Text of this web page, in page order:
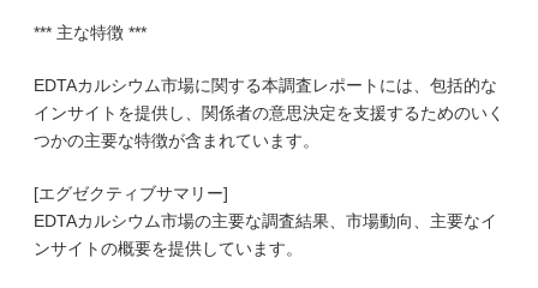
*** 主な特徴 ***
EDTAカルシウム市場に関する本調査レポートには、包括的な
インサイトを提供し、関係者の意思決定を支援するためのいく
つかの主要な特徴が含まれています。
[エグゼクティブサマリー]
EDTAカルシウム市場の主要な調査結果、市場動向、主要なイ
ンサイトの概要を提供しています。